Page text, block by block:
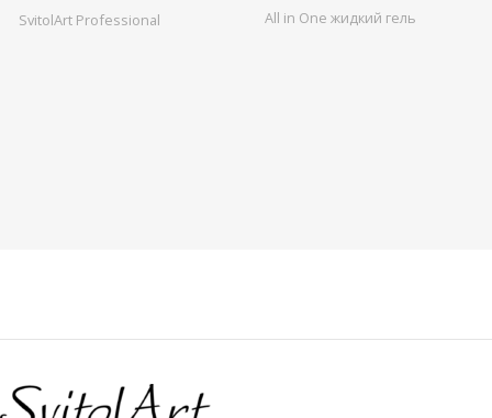
SvitolArt Professional All in One жидкий гель